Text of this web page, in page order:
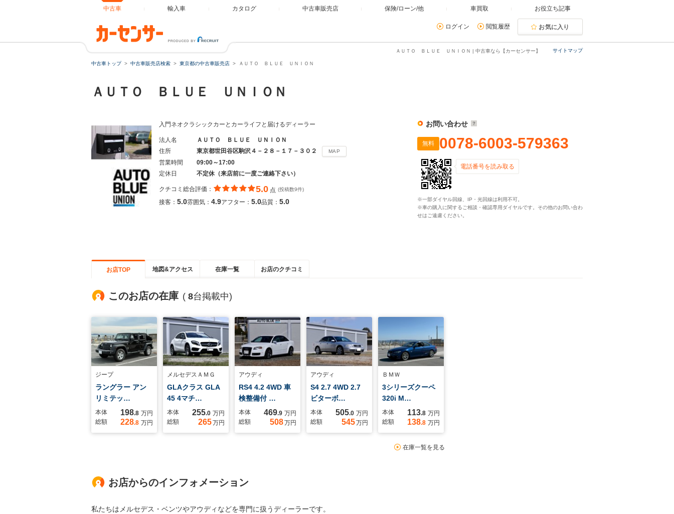
中古車 輸入車 カタログ 中古車販売店 保険/ローン/他 車買取 お役立ち記事
ログイン 閲覧履歴 お気に入り
サイトマップ
ＡＵＴＯ ＢＬＵＥ ＵＮＩＯＮ | 中古車なら【カーセンサー】
中古車トップ 中古車販売店検索 東京都の中古車販売店 ＡＵＴＯ ＢＬＵＥ ＵＮＩＯＮ
ＡＵＴＯ ＢＬＵＥ ＵＮＩＯＮ
入門ネオクラシックカーとカーライフと届けるディーラー
法人名
ＡＵＴＯ ＢＬＵＥ ＵＮＩＯＮ
住所
東京都世田谷区駒沢４－２８－１７－３０２ MAP
営業時間
09:00～17:00
定休日
不定休（来店前に一度ご連絡下さい）
クチコミ総合評価： 5.0 点 (投稿数9件)
接客： 5.0雰囲気： 4.9アフター： 5.0品質： 5.0
お問い合わせ
無料 0078-6003-579363
電話番号を読み取る
※一部ダイヤル回線、IP・光回線は利用不可。
※車の購入に関するご相談・確認専用ダイヤルです。その他のお問い合わ
せはご遠慮ください。
お店TOP 地図&アクセス 在庫一覧 お店のクチコミ
このお店の在庫 ( 8台掲載中)
ジープ
ラングラー アン
リミテッ…
本体 198.8 万円
総額
228.8 万円
メルセデスＡＭＧ
GLAクラス GLA
45 4マチ…
本体 255.0 万円
総額
265万円
アウディ
RS4 4.2 4WD 車
検整備付 …
本体 469.9 万円
総額
508万円
アウディ
S4 2.7 4WD 2.7
ビターボ…
本体 505.0 万円
総額
545万円
ＢＭＷ
3シリーズクーペ
320i M…
本体 113.8 万円
総額
138.8 万円
在庫一覧を見る
お店からのインフォメーション
私たちはメルセデス・ベンツやアウディなどを専門に扱うディーラーです。